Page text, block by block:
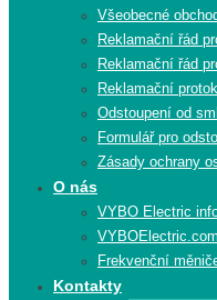
Všeobecné
Reklamační řád
Reklamační řád
Reklamační
Odstoupení od
Formulář pro
Zásady ochrany
O nás
VYBO Electric
VYBOElectric.com
Frekvenční
Kontakty